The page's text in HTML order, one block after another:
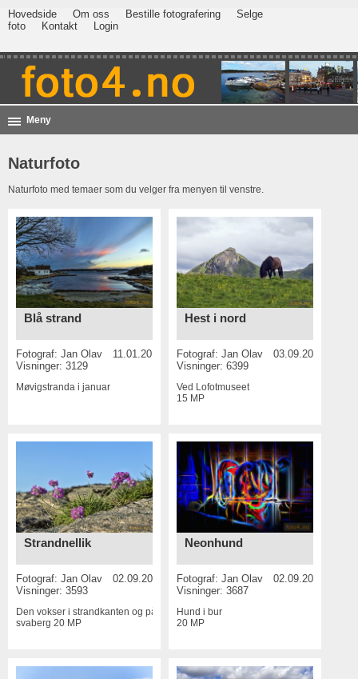
Hovedside Om oss Bestille fotografering
Selge
foto
Kontakt Login
Meny
Naturfoto
Naturfoto med temaer som du velger fra menyen til venstre.
Blå strand
Fotograf: Jan Olav
11.01.2017
Visninger: 3129
Møvigstranda i januar
Hest i nord
Fotograf:Jan Olav
03.09.2016
Visninger: 6399
Ved Lofotmuseet
15 MP
Strandnellik
Fotograf: Jan Olav
02.09.2016
Visninger: 3593
Den vokser i strandkanten og på
svaberg 20 MP
Neonhund
Fotograf:Jan Olav
02.09.2016
Visninger: 3687
Hund i bur
20 MP